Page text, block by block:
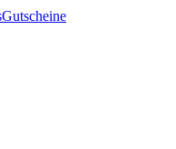
Gutscheine